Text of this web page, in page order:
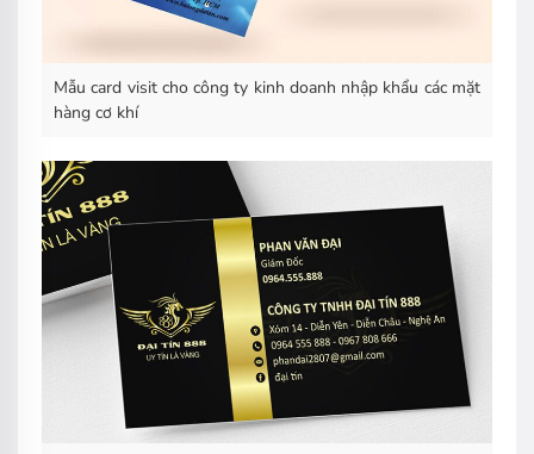
Mẫu card visit cho công ty kinh doanh nhập khẩu các mặt
hàng cơ khí